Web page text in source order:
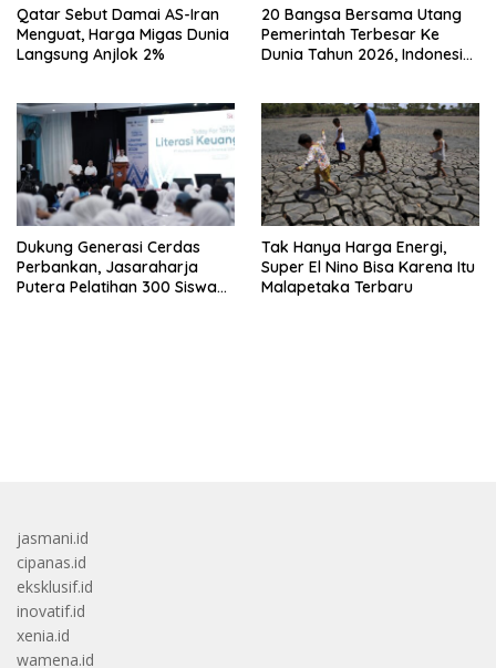
Qatar Sebut Damai AS-Iran
Menguat, Harga Migas Dunia
Langsung Anjlok 2%
20 Bangsa Bersama Utang
Pemerintah Terbesar Ke
Dunia Tahun 2026, Indonesia
Dukung Generasi Cerdas
Perbankan, Jasaraharja
Putera Pelatihan 300 Siswa
Tak Hanya Harga Energi,
Super El Nino Bisa Karena Itu
Malapetaka Terbaru
jasmani.id
cipanas.id
eksklusif.id
inovatif.id
xenia.id
wamena.id